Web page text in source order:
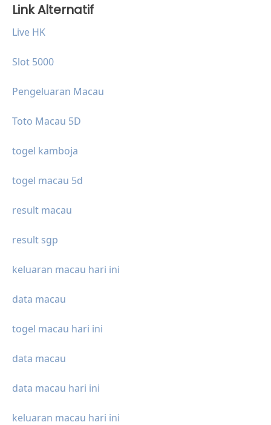
Link Alternatif
Live HK
Slot 5000
Pengeluaran Macau
Toto Macau 5D
togel kamboja
togel macau 5d
result macau
result sgp
keluaran macau hari ini
data macau
togel macau hari ini
data macau
data macau hari ini
keluaran macau hari ini